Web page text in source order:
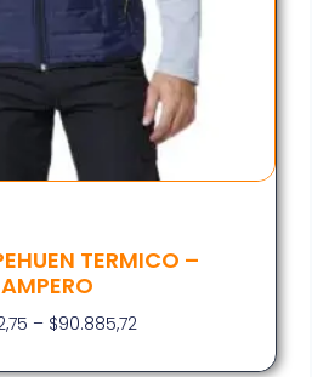
TERMICO –
– $90.885,72